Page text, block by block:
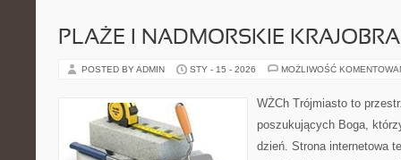
PLAŻE I NADMORSKIE
POSTED BY ADMIN STY - 15 - 2026 MOŻLIWOŚĆ
WŻCh Trójmiasto to
poszukujących Boga,
dzień. Strona internetowa